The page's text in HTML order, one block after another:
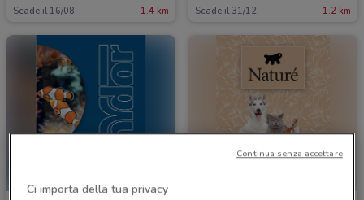
Scade il 16/08 1.4 km Scade il 31/12 1.2 km
Ci importa della tua privacy
Continua senza accettare